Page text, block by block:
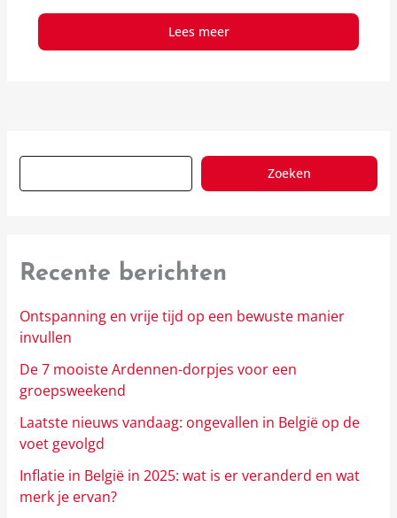
Lees meer
Zoeken
Recente berichten
Ontspanning en vrije tijd op een bewuste manier
invullen
De 7 mooiste Ardennen-dorpjes voor een
groepsweekend
Laatste nieuws vandaag: ongevallen in België op de
voet gevolgd
Inflatie in België in 2025: wat is er veranderd en wat
merk je ervan?